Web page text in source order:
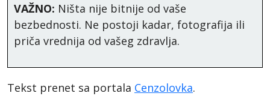
VAŽNO: Ništa nije bitnije od vaše
bezbednosti. Ne postoji kadar, fotografija ili
priča vrednija od vašeg zdravlja.
Tekst prenet sa portala Cenzolovka.